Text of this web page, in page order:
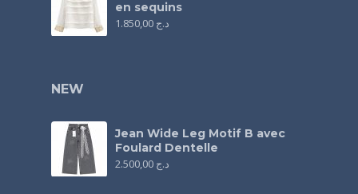
en sequins
د.ج
NEW
Jean Wide Leg Motif B avec
Foulard Dentelle
د.ج